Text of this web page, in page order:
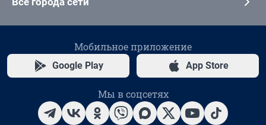
Мобильное приложение
Google Play App Store
Мы в соцсетях